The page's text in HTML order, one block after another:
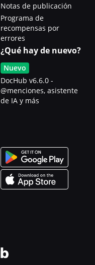
Notas de publicación
Programa de
recompensas por
errores
¿Qué hay de nuevo?
Nuevo
DocHub v6.6.0 -
@menciones, asistente
de IA y más